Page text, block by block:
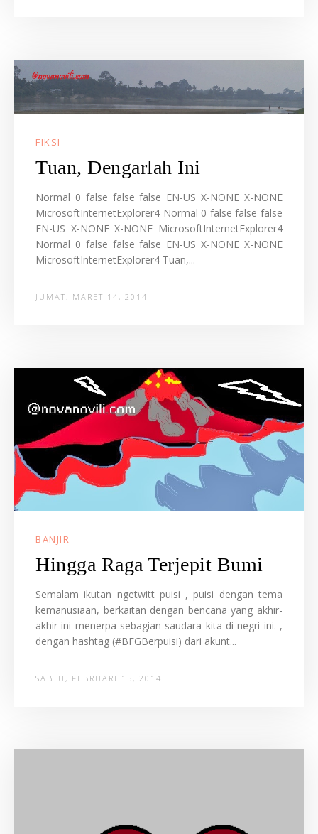
FIKSI
Tuan, Dengarlah Ini
Normal 0 false false false EN-US X-NONE X-NONE
MicrosoftInternetExplorer4 Normal 0 false false false
EN-US X-NONE X-NONE MicrosoftInternetExplorer4
Normal 0 false false false EN-US X-NONE X-NONE
MicrosoftInternetExplorer4 Tuan,...
JUMAT, MARET 14, 2014
BANJIR
Hingga Raga Terjepit Bumi
Semalam ikutan ngetwitt puisi , puisi dengan tema
kemanusiaan, berkaitan dengan bencana yang akhir-
akhir ini menerpa sebagian saudara kita di negri ini. ,
dengan hashtag (#BFGBerpuisi) dari akunt...
SABTU, FEBRUARI 15, 2014